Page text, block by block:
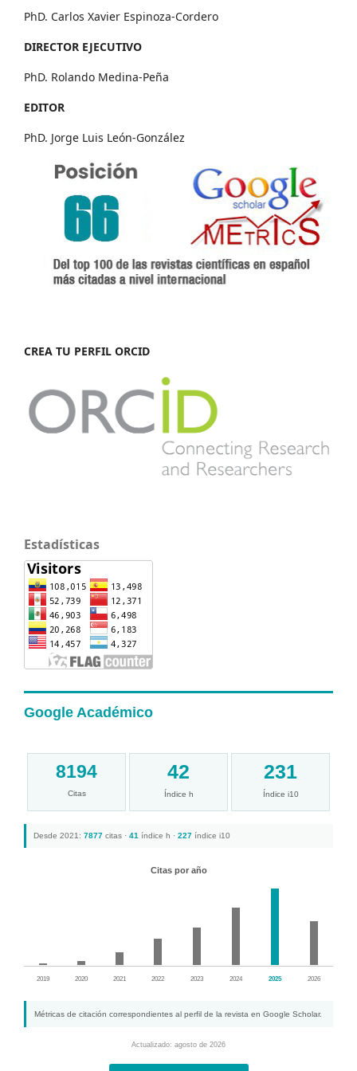
PhD. Carlos Xavier Espinoza-Cordero
DIRECTOR EJECUTIVO
PhD. Rolando Medina-Peña
EDITOR
PhD. Jorge Luis León-González
CREA TU PERFIL ORCID
Estadísticas
Google Académico
8194
Citas
42
Índice h
231
Índice i10
Desde 2021: 7877 citas · 41 índice h · 227 índice i10
Citas por año
2019 2020 2021 2022 2023 2024 2025 2026
Métricas de citación correspondientes al perfil de la revista en Google Scholar.
Actualizado: agosto de 2026